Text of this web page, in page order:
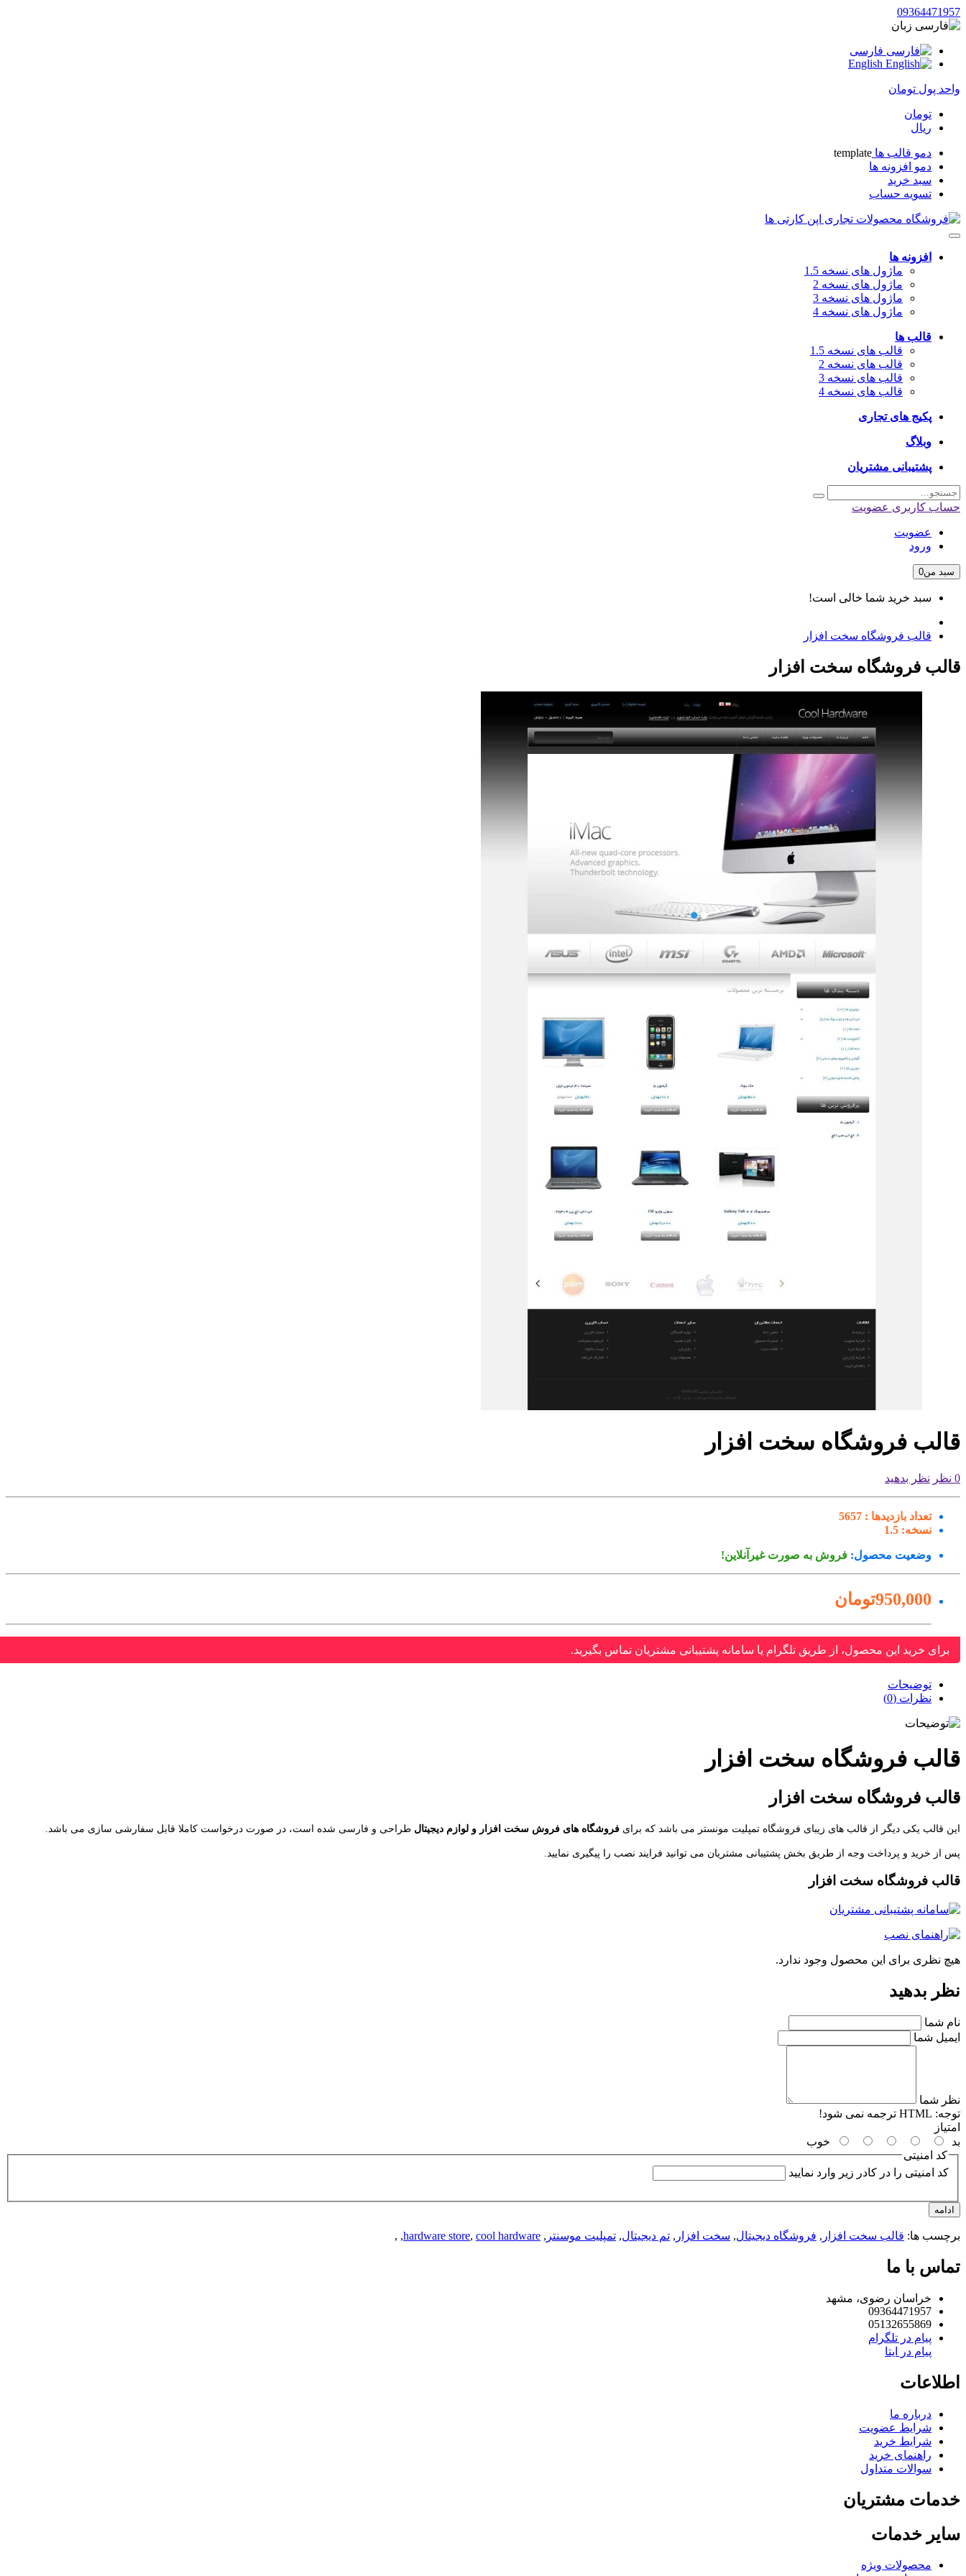
09364471957
زبان
فارسی
واحد پول تومان
تومان
ریال
دمو قالب ها template
دمو افزونه ها
سبد خرید
تسویه حساب
افزونه ها
ماژول های نسخه 1.5
ماژول های نسخه 2
ماژول های نسخه 3
ماژول های نسخه 4
قالب ها
قالب های نسخه 1.5
قالب های نسخه 2
قالب های نسخه 3
قالب های نسخه 4
پکیج های تجاری
وبلاگ
پشتیبانی مشتریان
حساب کاربری عضویت
عضویت
ورود
سبد من0
سبد خرید شما خالی است!
قالب فروشگاه سخت افزار
قالب فروشگاه سخت افزار
قالب فروشگاه سخت افزار
0 نظر نظر بدهید
تعداد بازدیدها : 5657
نسخه: 1.5
وضعیت محصول: فروش به صورت غیرآنلاین!
950,000تومان
برای خرید این محصول، از طریق تلگرام یا سامانه پشتیبانی مشتریان تماس بگیرید.
توضیحات
نظرات (0)
قالب فروشگاه سخت افزار
قالب فروشگاه سخت افزار
این قالب یکی دیگر از قالب های زیبای فروشگاه تمپلیت مونستر می باشد که برای فروشگاه های فروش سخت افزار و لوازم دیجیتال طراحی و فارسی شده است، در صورت درخواست کاملا قابل سفارشی سازی می باشد.
پس از خرید و پرداخت وجه از طریق بخش پشتیبانی مشتریان می توانید فرایند نصب را پیگیری نمایید.
قالب فروشگاه سخت افزار
هیچ نظری برای این محصول وجود ندارد.
نظر بدهید
نام شما
ایمیل شما
نظر شما
توجه:
امتیاز
بد
خوب
کد امنیتی
کد امنیتی را در کادر زیر وارد نمایید
ادامه
برچسب ها: قالب سخت افزار , فروشگاه دیجیتال, سخت افزار , تم دیجیتال, تمپلیت موسنتر ,
hardware store, cool hardware
,
,
تماس با ما
خراسان رضوی، مشهد
09364471957
05132655869
پیام در تلگرام
پیام در ایتا
اطلاعات
درباره ما
شرایط عضویت
شرایط خرید
راهنمای خرید
سوالات متداول
خدمات مشتریان
سایر خدمات
محصولات ویژه